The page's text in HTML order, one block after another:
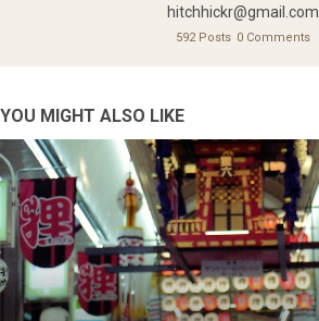
hitchhickr@gmail.com
592 Posts 0 Comments
YOU MIGHT ALSO LIKE